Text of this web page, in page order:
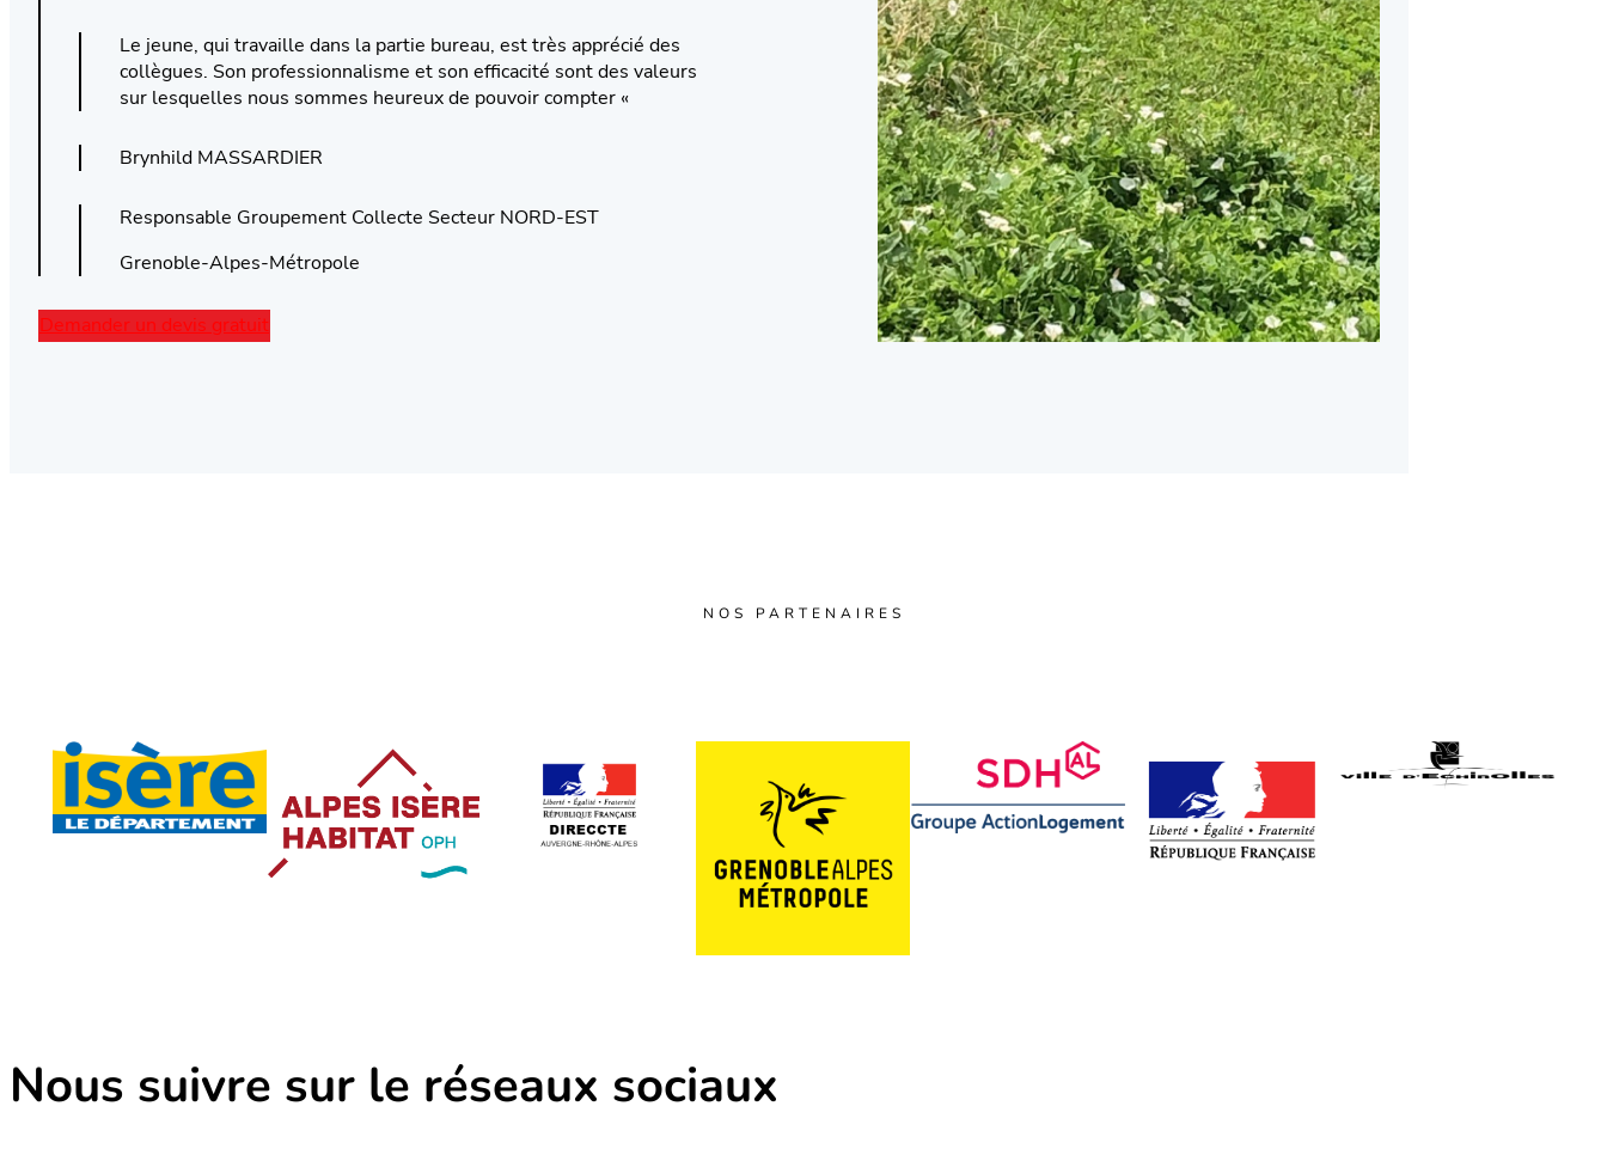
Le jeune, qui travaille dans la partie bureau, est très apprécié des
collègues. Son professionnalisme et son efficacité sont des valeurs
sur lesquelles nous sommes heureux de pouvoir compter «
Brynhild MASSARDIER
Responsable Groupement Collecte Secteur NORD-EST
Grenoble-Alpes-Métropole
Demander un devis gratuit
NOS PARTENAIRES
Nous suivre sur le réseaux sociaux